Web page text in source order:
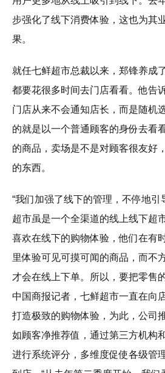
步强化了线下消费体验，这也为其
果。
就任七鲜超市总裁以来，郑锋养成
都要花很多时间去门店看看。他告
门店从来不会通知店长，而是随机
的就是以一个普通顾客的身份去看
的商品，卖场是不是对顾客很友好
的东西。
“我们加强了线下的管理，不停地
超市虽是一个全渠道的线上线下超
喜欢在线下的购物体验，他们在有
里体验可见可摸可闻的商品，而不
才会在线上下单。所以，要把零售
中国商报记者，七鲜超市一直在向
打造极致的购物体验，为此，公司
如顾客净推荐值，通过第三方机构
进行系统评分，多维度促使各级管